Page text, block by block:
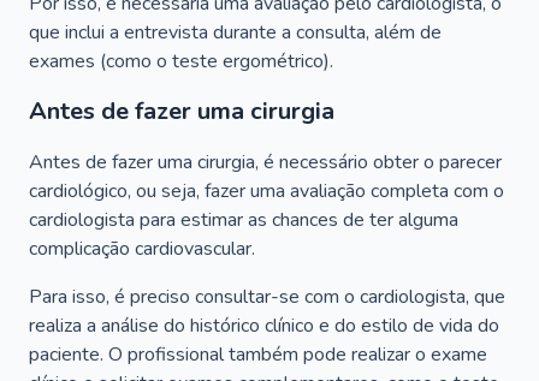
que inclui a entrevista durante a consulta, além de
exames (como o teste ergométrico).
Antes de fazer uma cirurgia
Antes de fazer uma cirurgia, é necessário obter o parecer
cardiológico, ou seja, fazer uma avaliação completa com o
cardiologista para estimar as chances de ter alguma
complicação cardiovascular.
Para isso, é preciso consultar-se com o cardiologista, que
realiza a análise do histórico clínico e do estilo de vida do
paciente. O profissional também pode realizar o exame